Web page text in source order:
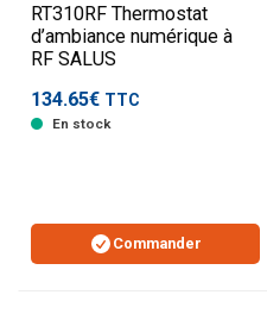
RT310RF Thermostat
d’ambiance numérique à
RF SALUS
134.65€ TTC
En stock
Commander